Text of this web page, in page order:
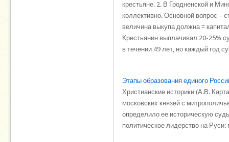
крестьяне. 2. В Гродненской и
коллективно. Основной вопрос –
величина выкупа должна =
Крестьянин выплачивал 20-25%
в течении 49 лет, но каждый
Этапы образования единого
Христианские историки (А.В.
московских князей с
определило ее историческую
политическое лидерство на Руси: